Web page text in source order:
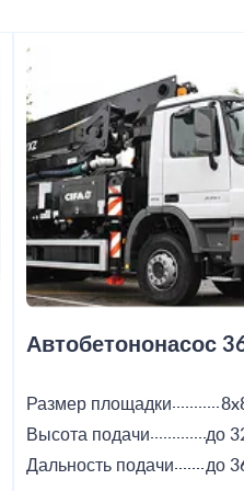
Автобетононасос
Размер площадки
Высота подачи
до
Дальность подачи
до